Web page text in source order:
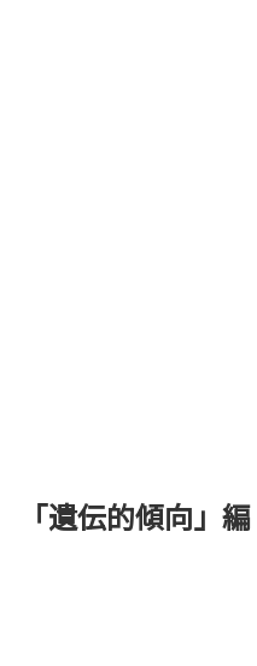
「遺伝的傾向」編